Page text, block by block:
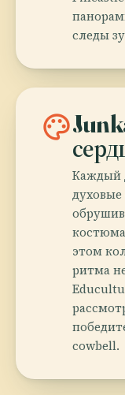
следы
palette
Каждый
духовые
этом
ритма
cowbell.